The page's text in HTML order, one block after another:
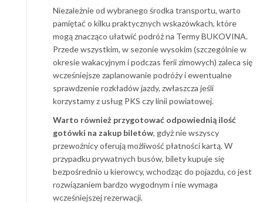
Niezależnie od wybranego środka transportu, warto
pamiętać o kilku praktycznych wskazówkach, które
mogą znacząco ułatwić podróż na Termy BUKOVINA.
Przede wszystkim, w sezonie wysokim (szczególnie w
okresie wakacyjnym i podczas ferii zimowych) zaleca się
wcześniejsze zaplanowanie podróży i ewentualne
sprawdzenie rozkładów jazdy, zwłaszcza jeśli
korzystamy z usług PKS czy linii powiatowej.
Warto również przygotować odpowiednią ilość
gotówki na zakup biletów, gdyż nie wszyscy
przewoźnicy oferują możliwość płatności kartą. W
przypadku prywatnych busów, bilety kupuje się
bezpośrednio u kierowcy, wchodząc do pojazdu, co jest
rozwiązaniem bardzo wygodnym i nie wymaga
wcześniejszej rezerwacji.